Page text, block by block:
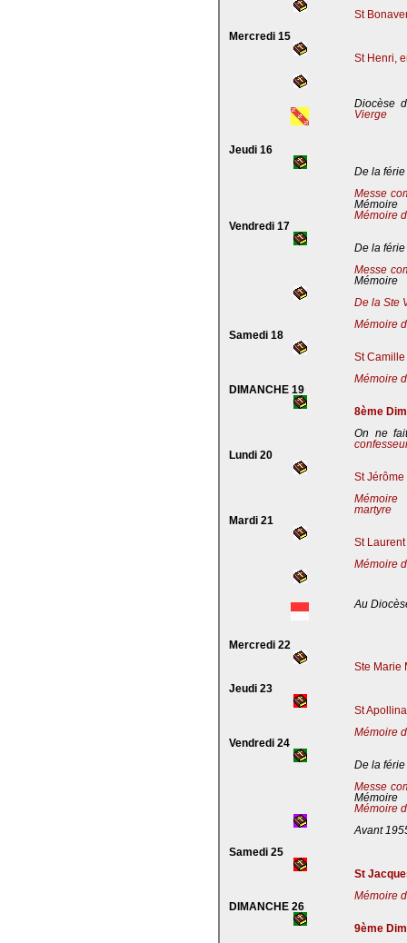
St
Mercredi 15
St Henri,
Diocèse
Vierge
Jeudi 16
De la férie
Messe
Mémoire
Mémoire
Vendredi 17
De la férie
Messe
Mémoire
De la Ste
Mémoire
Samedi 18
St
Mémoire
DIMANCHE 19
8ème
On ne
Lundi 20
St
Mémoire
martyre
Mardi 21
St
Mémoire
Au
Mercredi 22
Ste Marie
Jeudi 23
St
Mémoire
Vendredi 24
De la férie
Messe
Mémoire
Mémoire
Avant
Samedi 25
St
Mémoire
DIMANCHE 26
9ème